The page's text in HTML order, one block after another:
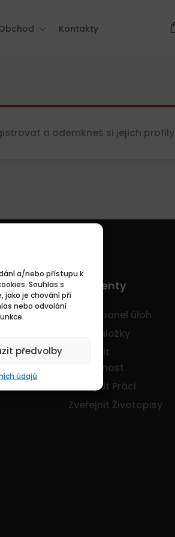
a/nebo přístupu k
Souhlas s
jako je chování při
nebo odvolání
předvolby
údajů
Kontakty
a odemkneš si jejich profily
Pro Klienty
Hlavní panel úloh
Moje záložky
Zveřejnit
Společnost
Zveřejnit Práci
Zveřejnit Životopisy